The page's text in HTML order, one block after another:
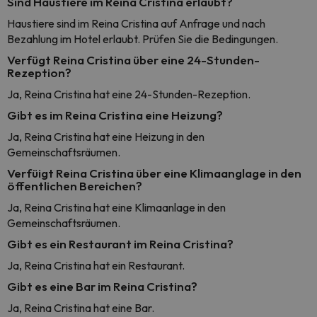
Haustiere sind im Reina Cristina auf Anfrage und nach
Bezahlung im Hotel erlaubt. Prüfen Sie die Bedingungen.
Verfügt Reina Cristina über eine 24-Stunden-
Rezeption?
Ja, Reina Cristina hat eine 24-Stunden-Rezeption.
Gibt es im Reina Cristina eine Heizung?
Ja, Reina Cristina hat eine Heizung in den
Gemeinschaftsräumen.
Verfüigt Reina Cristina über eine Klimaanglage in den
öffentlichen Bereichen?
Ja, Reina Cristina hat eine Klimaanlage in den
Gemeinschaftsräumen.
Gibt es ein Restaurant im Reina Cristina?
Ja, Reina Cristina hat ein Restaurant.
Gibt es eine Bar im Reina Cristina?
Ja, Reina Cristina hat eine Bar.